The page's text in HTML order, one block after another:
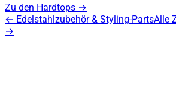
Zu den Hardtops →
← Edelstahlzubehör & Styling-PartsAlle
→